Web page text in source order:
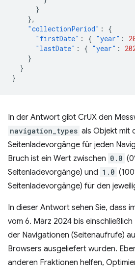
}
},
"collectionPeriod" :
{
"firstDate" : { "year" :
"lastDate" : { "year" :
}
}
}
In der Antwort gibt CrUX den
navigation_types als Objekt mit
Seitenladevorgänge für jeden
Bruch ist ein Wert zwischen 0.0
Seitenladevorgänge) und 1.0
Seitenladevorgänge) für den
In dieser Antwort sehen Sie, dass
vom 6. März 2024 bis
der Navigationen (Seitenaufrufe)
Browsers ausgeliefert wurden.
anderen Fraktionen helfen,